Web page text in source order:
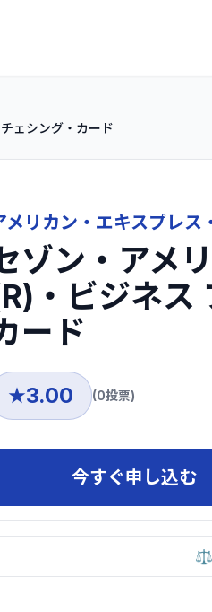
ェシング・カード
メリカン・エキスプレス
ゾン・アメ
・ビジネス
ード
★3.00 (0投票)
今すぐ申し込む
⚖️